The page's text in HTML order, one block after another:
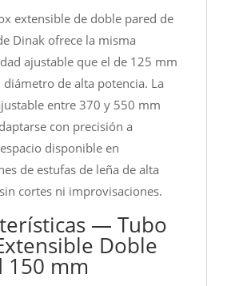
extensible de doble pared de
Dinak ofrece la misma
ajustable que el de 125 mm
diámetro de alta potencia. La
entre 370 y 550 mm
con precisión a
disponible en
de estufas de leña de alta
cortes ni improvisaciones.
— Tubo
Doble
150 mm